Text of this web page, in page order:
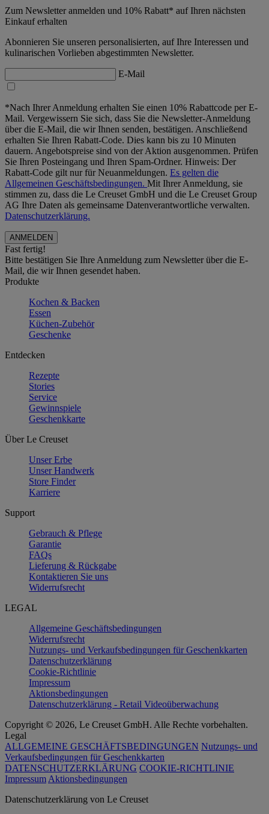
Zum Newsletter anmelden und 10% Rabatt* auf Ihren nächsten
Einkauf erhalten
Abonnieren Sie unseren personalisierten, auf Ihre Interessen und
kulinarischen Vorlieben abgestimmten Newsletter.
E-Mail
*Nach Ihrer Anmeldung erhalten Sie einen 10% Rabattcode per E-
Mail. Vergewissern Sie sich, dass Sie die Newsletter-Anmeldung
über die E-Mail, die wir Ihnen senden, bestätigen. Anschließend
erhalten Sie Ihren Rabatt-Code. Dies kann bis zu 10 Minuten
dauern. Angebotspreise sind von der Aktion ausgenommen. Prüfen
Sie Ihren Posteingang und Ihren Spam-Ordner. Hinweis: Der
Rabatt-Code gilt nur für Neuanmeldungen. Es gelten die
Allgemeinen Geschäftsbedingungen. Mit Ihrer Anmeldung, sie
stimmen zu, dass die Le Creuset GmbH und die Le Creuset Group
AG Ihre Daten als gemeinsame Datenverantwortliche verwalten.
Datenschutzerklärung.
Fast fertig!
Bitte bestätigen Sie Ihre Anmeldung zum Newsletter über die E-
Mail, die wir Ihnen gesendet haben.
Produkte
Kochen & Backen
Essen
Küchen-Zubehör
Geschenke
Entdecken
Rezepte
Stories
Service
Gewinnspiele
Geschenkkarte
Über Le Creuset
Unser Erbe
Unser Handwerk
Store Finder
Karriere
Support
Gebrauch & Pflege
Garantie
FAQs
Lieferung & Rückgabe
Kontaktieren Sie uns
Widerrufsrecht
LEGAL
Allgemeine Geschäftsbedingungen
Widerrufsrecht
Nutzungs- und Verkaufsbedingungen für Geschenkkarten
Datenschutzerklärung
Cookie-Richtlinie
Impressum
Aktionsbedingungen
Datenschutzerklärung - Retail Videoüberwachung
Copyright © 2026, Le Creuset GmbH. Alle Rechte vorbehalten.
Legal
ALLGEMEINE GESCHÄFTSBEDINGUNGEN Nutzungs- und
Verkaufsbedingungen für Geschenkkarten
DATENSCHUTZERKLÄRUNG COOKIE-RICHTLINIE
Impressum Aktionsbedingungen
Datenschutz­erklärung von Le Creuset